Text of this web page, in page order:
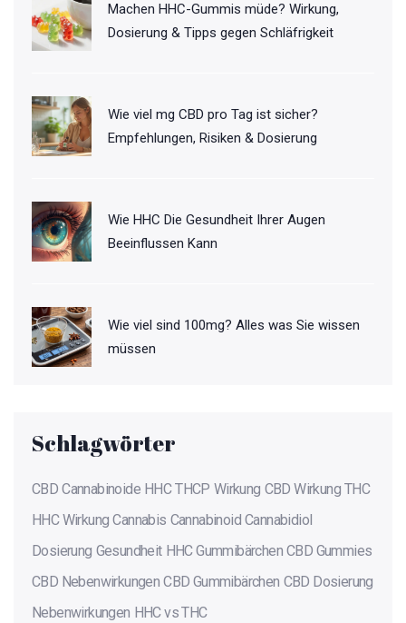
Machen HHC-Gummis müde? Wirkung,
Dosierung & Tipps gegen Schläfrigkeit
Wie viel mg CBD pro Tag ist sicher?
Empfehlungen, Risiken & Dosierung
Wie HHC Die Gesundheit Ihrer Augen
Beeinflussen Kann
Wie viel sind 100mg? Alles was Sie wissen
müssen
Schlagwörter
CBD Cannabinoide HHC THCP Wirkung CBD Wirkung THC
HHC Wirkung Cannabis Cannabinoid Cannabidiol
Dosierung Gesundheit HHC Gummibärchen CBD Gummies
CBD Nebenwirkungen CBD Gummibärchen CBD Dosierung
Nebenwirkungen HHC vs THC